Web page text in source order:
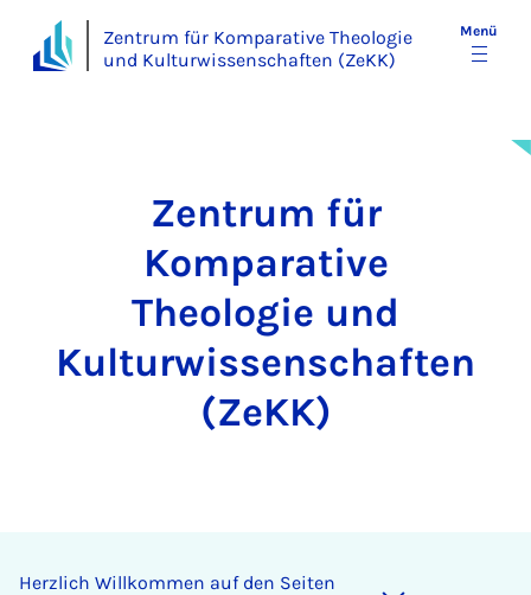
Zentrum für Komparative Theologie
und Kulturwissenschaften (ZeKK)
Menü
Zentrum für
Komparative
Theologie und
Kulturwissenschaften
(ZeKK)
Herzlich Willkommen auf den Seiten